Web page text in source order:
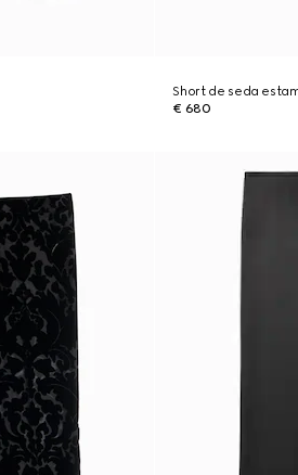
Short de seda
€ 680